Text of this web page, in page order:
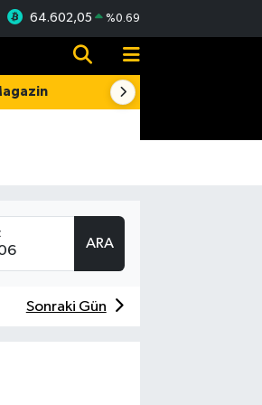
64.602,05 %0.69
Resmi İlanlar
ARA
Sonraki Gün